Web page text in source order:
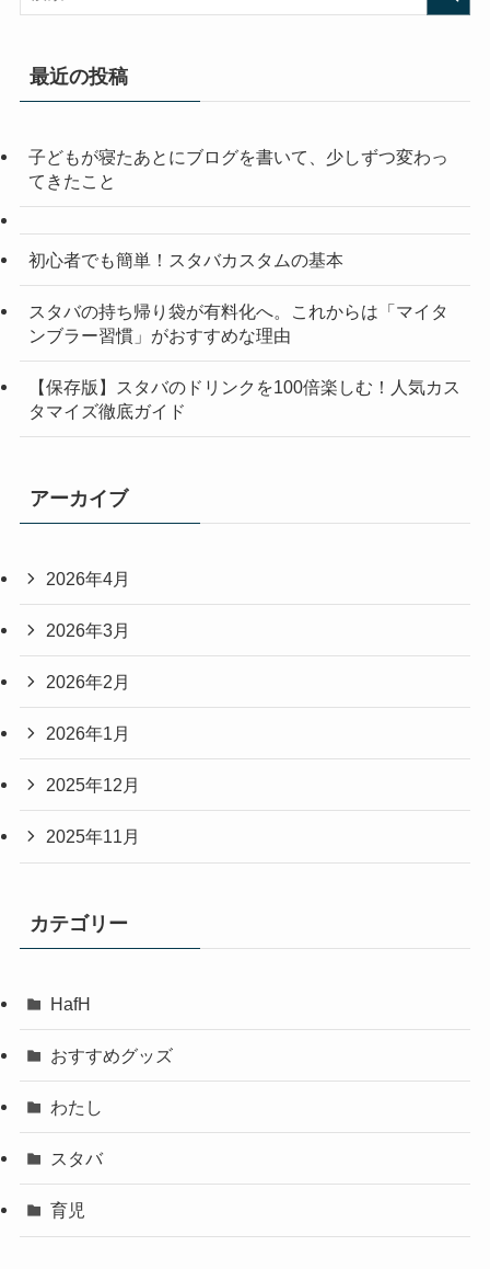
最近の投稿
子どもが寝たあとにブログを書いて、少しずつ変わっ
てきたこと
初心者でも簡単！スタバカスタムの基本
スタバの持ち帰り袋が有料化へ。これからは「マイタ
ンブラー習慣」がおすすめな理由
【保存版】スタバのドリンクを100倍楽しむ！人気カス
タマイズ徹底ガイド
アーカイブ
2026年4月
2026年3月
2026年2月
2026年1月
2025年12月
2025年11月
カテゴリー
HafH
おすすめグッズ
わたし
スタバ
育児